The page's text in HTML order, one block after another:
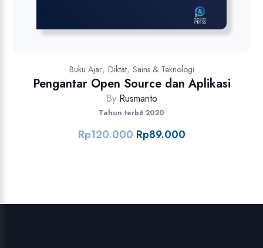
Buku Ajar, Diktat, Sains & Teknologi
Pengantar Open Source dan Aplikasi
By Rusmanto
Tahun terbit 2020
Rp120.000 Rp89.000